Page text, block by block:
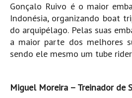
Machico HD
Laje, Contreiras e Ribeira da Janela HD
Seixal HD
BALI / INDONÉSIA
Gonçalo Ruivo é o maior
Indonésia, organizando boat
do arquipélago. Pelas suas
a maior parte dos melhores
sendo ele mesmo um tube
Miguel Moreira – Treinador de